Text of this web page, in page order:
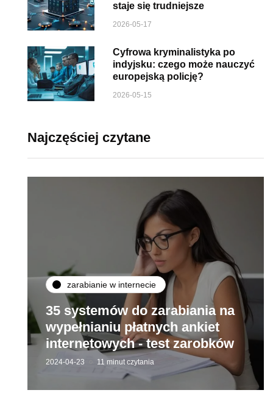
staje się trudniejsze
2026-05-17
Cyfrowa kryminalistyka po
indyjsku: czego może nauczyć
europejską policję?
2026-05-15
Najczęściej czytane
zarabianie w internecie
35 systemów do zarabiania na
wypełnianiu płatnych ankiet
internetowych - test zarobków
2024-04-23 11 minut czytania